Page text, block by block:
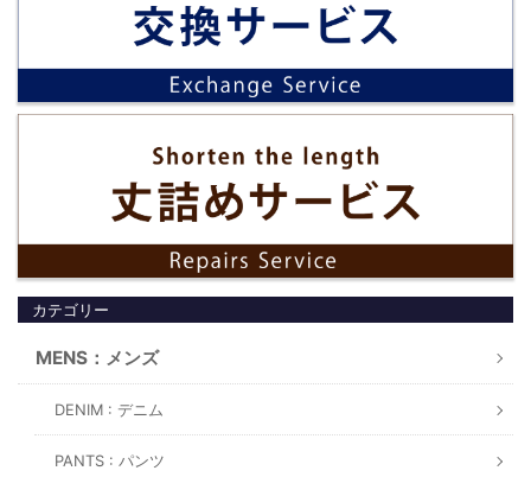
カテゴリー
MENS：メンズ
DENIM : デニム
PANTS : パンツ